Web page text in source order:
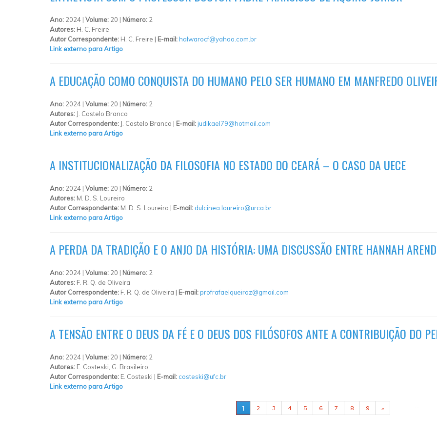
Ano: 2024 | Volume: 20 | Número: 2
Autores: H. C. Freire
Autor Correspondente: H. C. Freire | E-mail:halwarocf@yahoo.com.br
Link externo para Artigo
A EDUCAÇÃO COMO CONQUISTA DO HUMANO PELO SER HUMANO EM MANFREDO
Ano: 2024 | Volume: 20 | Número: 2
Autores: J. Castelo Branco
Autor Correspondente: J. Castelo Branco | E-mail:judikael79@hotmail.com
Link externo para Artigo
A INSTITUCIONALIZAÇÃO DA FILOSOFIA NO ESTADO DO CEARÁ – O CASO DA UECE
Ano: 2024 | Volume: 20 | Número: 2
Autores: M. D. S. Loureiro
Autor Correspondente: M. D. S. Loureiro | E-mail: dulcinea.loureiro@urca.br
Link externo para Artigo
A PERDA DA TRADIÇÃO E O ANJO DA HISTÓRIA: UMA DISCUSSÃO ENTRE HANNAH
Ano: 2024 | Volume: 20 | Número: 2
Autores: F. R. Q. de Oliveira
Autor Correspondente: F. R. Q. de Oliveira | E-mail:profrafaelqueiroz@gmail.com
Link externo para Artigo
A TENSÃO ENTRE O DEUS DA FÉ E O DEUS DOS FILÓSOFOS ANTE A CONTRIBUIÇÃO DO
Ano: 2024 | Volume: 20 | Número: 2
Autores: E. Costeski, G. Brasileiro
Autor Correspondente: E. Costeski | E-mail: costeski@ufc.br
Link externo para Artigo
1 2 3 4 5 6 7 8 9 »